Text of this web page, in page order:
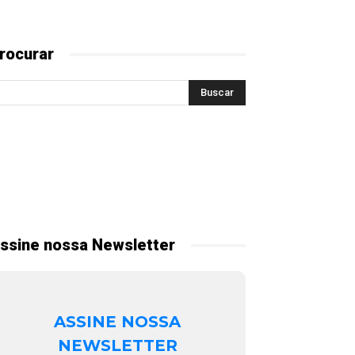
nossa Newsletter
ASSINE NOSSA
NEWSLETTER